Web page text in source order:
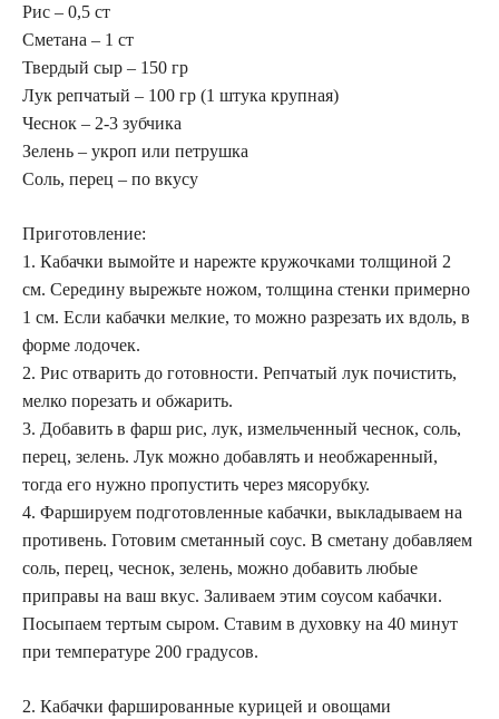
Рис – 0,5 ст
Сметана – 1 ст
Твердый сыр – 150 гр
Лук репчатый – 100 гр (1 штука крупная)
Чеснок – 2-3 зубчика
Зелень – укроп или петрушка
Соль, перец – по вкусу
Приготовление:
1. Кабачки вымойте и нарежте кружочками толщиной 2
см. Середину вырежьте ножом, толщина стенки примерно
1 см. Если кабачки мелкие, то можно разрезать их вдоль, в
форме лодочек.
2. Рис отварить до готовности. Репчатый лук почистить,
мелко порезать и обжарить.
3. Добавить в фарш рис, лук, измельченный чеснок, соль,
перец, зелень. Лук можно добавлять и необжаренный,
тогда его нужно пропустить через мясорубку.
4. Фаршируем подготовленные кабачки, выкладываем на
противень. Готовим сметанный соус. В сметану добавляем
соль, перец, чеснок, зелень, можно добавить любые
приправы на ваш вкус. Заливаем этим соусом кабачки.
Посыпаем тертым сыром. Ставим в духовку на 40 минут
при температуре 200 градусов.
2. Кабачки фаршированные курицей и овощами